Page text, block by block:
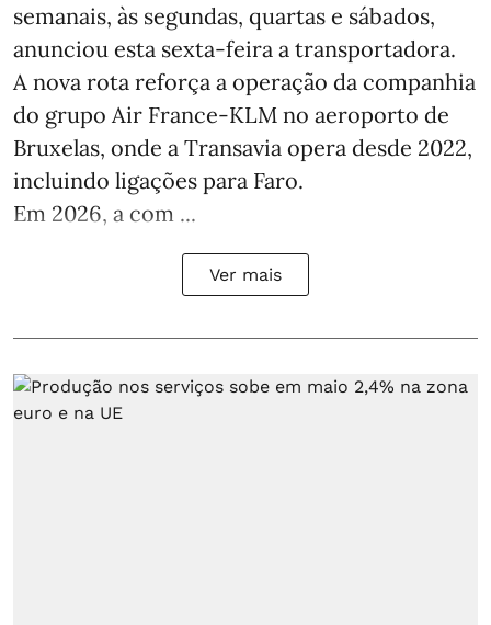
semanais, às segundas, quartas e sábados,
anunciou esta sexta-feira a transportadora.
A nova rota reforça a operação da companhia
do grupo Air France-KLM no aeroporto de
Bruxelas, onde a Transavia opera desde 2022,
incluindo ligações para Faro.
Em 2026, a com ...
Ver mais